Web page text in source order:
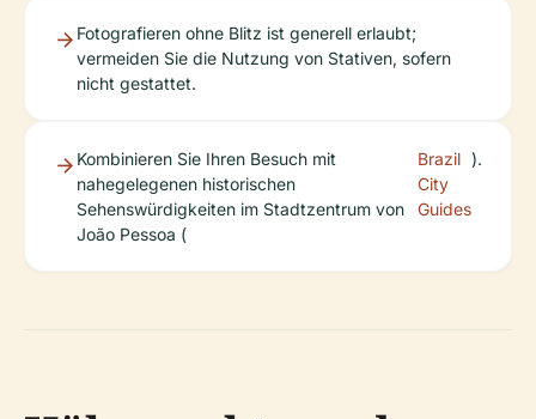
Fotografieren ohne Blitz ist generell erlaubt;
vermeiden Sie die Nutzung von Stativen, sofern
nicht gestattet.
Kombinieren Sie Ihren Besuch mit
nahegelegenen historischen
Sehenswürdigkeiten im Stadtzentrum von
João Pessoa (
Brazil
City
Guides
).